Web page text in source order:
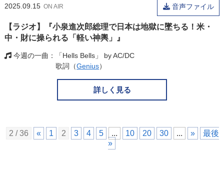
2025.09.15 ON AIR 音声ファイル
【ラジオ】『小泉進次郎総理で日本は地獄に墜ちる！米・
中・財に操られる「軽い神輿」』
今週の一曲
「Hells Bells」 by AC/DC
歌詞（Genius）
詳しく見る
2 / 36 « 1 2 3 4 5 ... 10 20 30 ... »
最後
»